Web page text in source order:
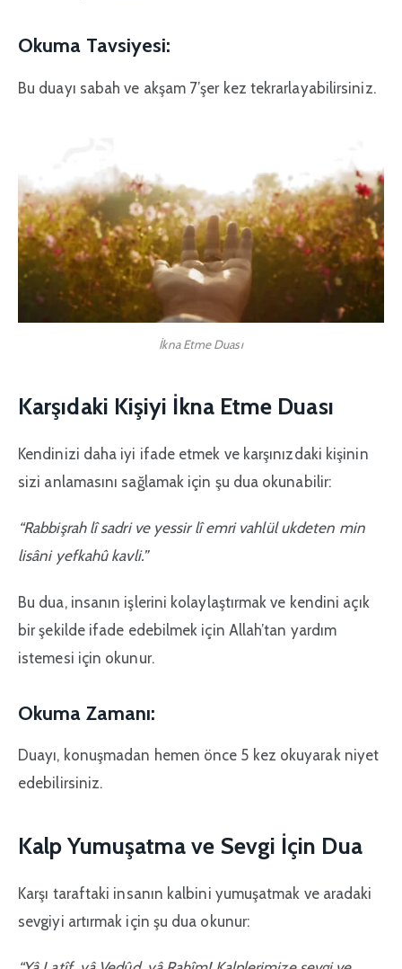
Okuma Tavsiyesi:
Bu duayı sabah ve akşam 7’şer kez tekrarlayabilirsiniz.
İkna Etme Duası
Karşıdaki Kişiyi İkna Etme Duası
Kendinizi daha iyi ifade etmek ve karşınızdaki kişinin
sizi anlamasını sağlamak için şu dua okunabilir:
“Rabbişrah lî sadri ve yessir lî emri vahlül ukdeten min
lisâni yefkahû kavli.”
Bu dua, insanın işlerini kolaylaştırmak ve kendini açık
bir şekilde ifade edebilmek için Allah’tan yardım
istemesi için okunur.
Okuma Zamanı:
Duayı, konuşmadan hemen önce 5 kez okuyarak niyet
edebilirsiniz.
Kalp Yumuşatma ve Sevgi İçin Dua
Karşı taraftaki insanın kalbini yumuşatmak ve aradaki
sevgiyi artırmak için şu dua okunur: